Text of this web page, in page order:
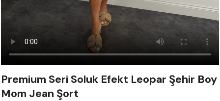
Premium Seri Soluk Efekt Leopar Şehir Boy
Mom Jean Şort